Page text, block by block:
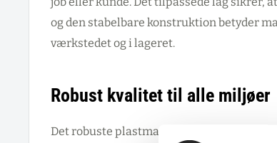
og den stabelbare konstruktion betyder
værkstedet og i lageret.
Robust kvalitet til alle miljøer
Det robuste plastmateriale tåler